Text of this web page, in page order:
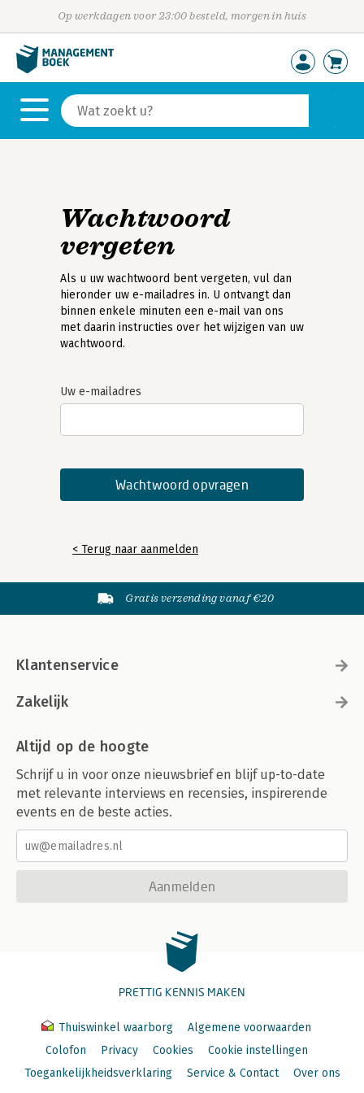
Op werkdagen voor 23:00 besteld, morgen in huis
Wachtwoord
vergeten
Als u uw wachtwoord bent vergeten, vul dan
hieronder uw e-mailadres in. U ontvangt dan
binnen enkele minuten een e-mail van ons
met daarin instructies over het wijzigen van uw
wachtwoord.
Uw e-mailadres
< Terug naar aanmelden
Gratis verzending vanaf €20
Klantenservice
Zakelijk
Altijd op de hoogte
Schrijf u in voor onze nieuwsbrief en blijf up-to-date
met relevante interviews en recensies, inspirerende
events en de beste acties.
Aanmelden
PRETTIG KENNIS MAKEN
Thuiswinkel waarborg
Algemene voorwaarden
Colofon
Privacy Cookies
Cookie instellingen
Toegankelijkheidsverklaring
Service & Contact Over ons